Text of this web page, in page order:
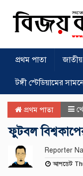
প্রথম পাতা জাতীয়
টঙ্গী স্টেডিয়ামের
প্রথম পাতা
ফুটবল
Reporter
আপডেট